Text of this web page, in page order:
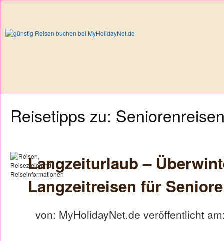
Reisetipps zu:
Langzeiturlaub –
Langzeitreisen für
von: MyHolidayNet.de veröffentlicht